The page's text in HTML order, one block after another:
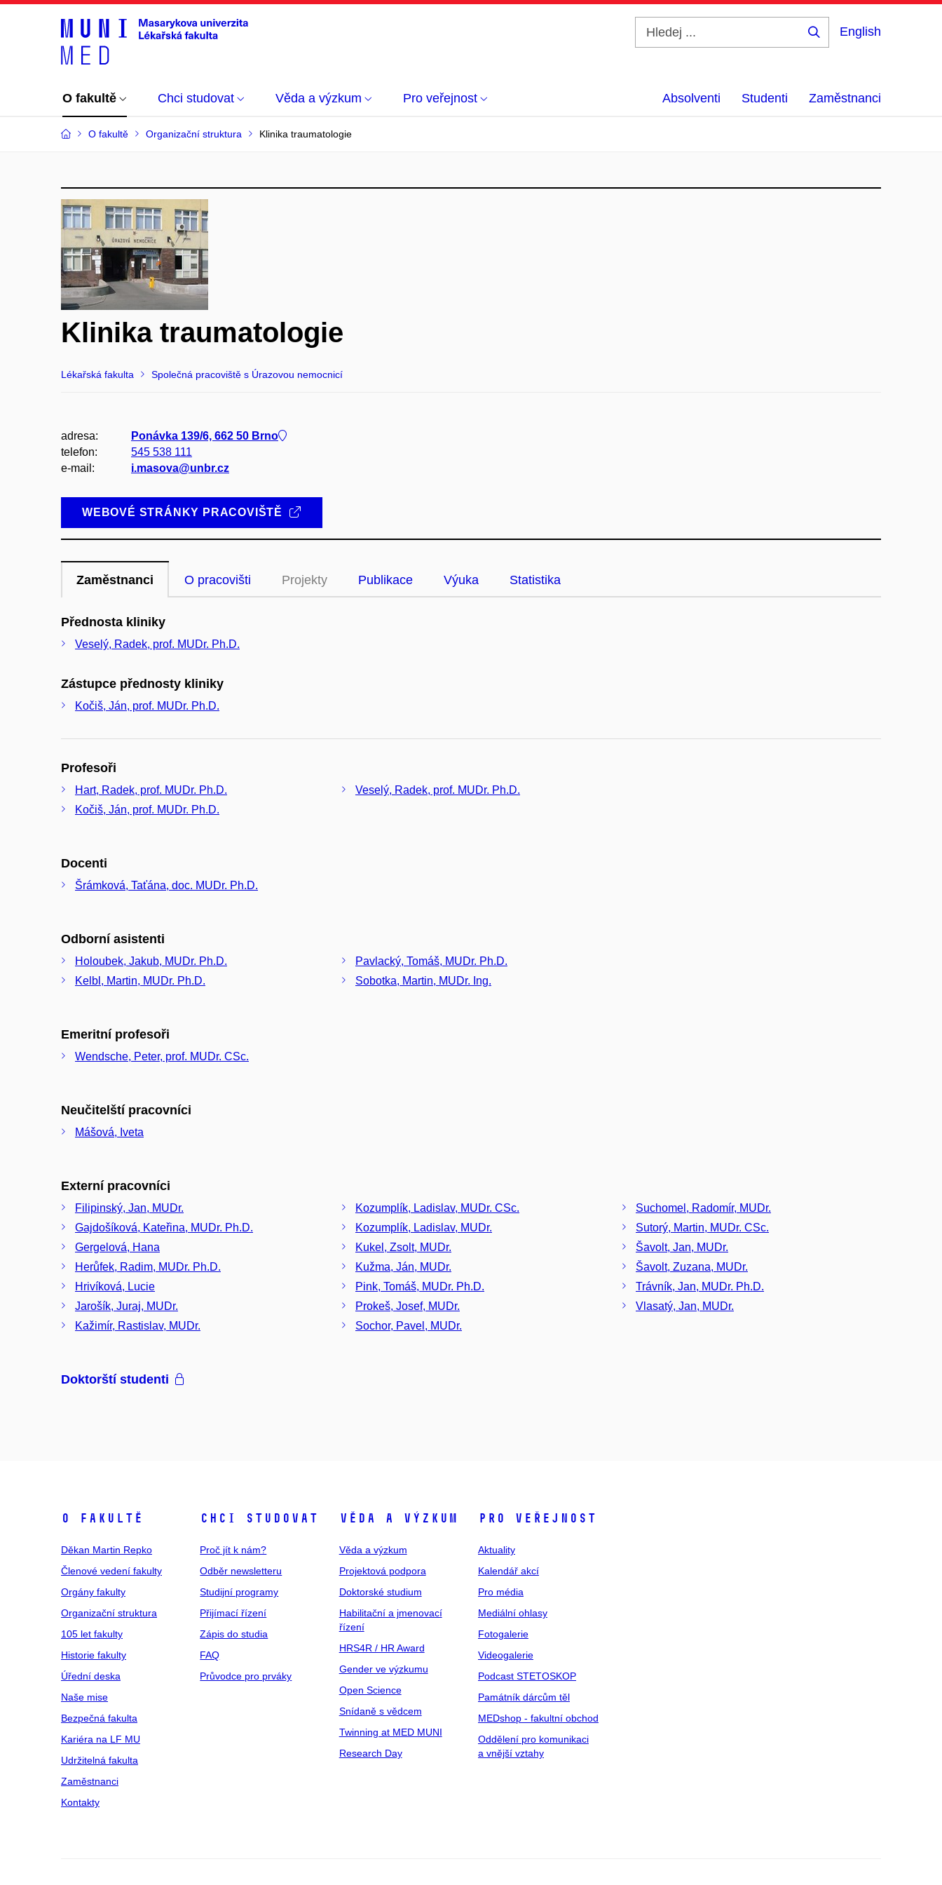
English
O fakultě Chci studovat Věda a výzkum Pro veřejnost Absolventi Studenti Zaměstnanci
O fakultě Organizační struktura Klinika traumatologie
Klinika traumatologie
Lékařská fakulta Společná pracoviště s Úrazovou nemocnicí
adresa:
Ponávka 139/6, 662 50 Brno
telefon:
545 538 111
e-mail:
i.masova@unbr.cz
WEBOVÉ STRÁNKY PRACOVIŠTĚ
Zaměstnanci O pracovišti Projekty Publikace Výuka Statistika
Přednosta kliniky
Veselý, Radek, prof. MUDr. Ph.D.
Zástupce přednosty kliniky
Kočiš, Ján, prof. MUDr. Ph.D.
Profesoři
Hart, Radek, prof. MUDr. Ph.D.
Kočiš, Ján, prof. MUDr. Ph.D.
Veselý, Radek, prof. MUDr. Ph.D.
Docenti
Šrámková, Taťána, doc. MUDr. Ph.D.
Odborní asistenti
Holoubek, Jakub, MUDr. Ph.D.
Kelbl, Martin, MUDr. Ph.D.
Pavlacký, Tomáš, MUDr. Ph.D.
Sobotka, Martin, MUDr. Ing.
Emeritní profesoři
Wendsche, Peter, prof. MUDr. CSc.
Neučitelští pracovníci
Mášová, Iveta
Externí pracovníci
Filipinský, Jan, MUDr.
Gajdošíková, Kateřina, MUDr. Ph.D.
Gergelová, Hana
Herůfek, Radim, MUDr. Ph.D.
Hrivíková, Lucie
Jarošík, Juraj, MUDr.
Kažimír, Rastislav, MUDr.
Kozumplík, Ladislav, MUDr. CSc.
Kozumplík, Ladislav, MUDr.
Kukel, Zsolt, MUDr.
Kužma, Ján, MUDr.
Pink, Tomáš, MUDr. Ph.D.
Prokeš, Josef, MUDr.
Sochor, Pavel, MUDr.
Suchomel, Radomír, MUDr.
Sutorý, Martin, MUDr. CSc.
Šavolt, Jan, MUDr.
Šavolt, Zuzana, MUDr.
Trávník, Jan, MUDr. Ph.D.
Vlasatý, Jan, MUDr.
Doktorští studenti
O fakultě
Děkan Martin Repko
Členové vedení fakulty
Orgány fakulty
Organizační struktura
105 let fakulty
Historie fakulty
Úřední deska
Naše mise
Bezpečná fakulta
Kariéra na LF MU
Udržitelná fakulta
Zaměstnanci
Kontakty
Chci studovat
Proč jít k nám?
Odběr newsletteru
Studijní programy
Přijímací řízení
Zápis do studia
FAQ
Průvodce pro prváky
Věda a výzkum
Věda a výzkum
Projektová podpora
Doktorské studium
Habilitační a jmenovací
řízení
HRS4R / HR Award
Gender ve výzkumu
Open Science
Snídaně s vědcem
Twinning at MED MUNI
Research Day
Pro veřejnost
Aktuality
Kalendář akcí
Pro média
Mediální ohlasy
Fotogalerie
Videogalerie
Podcast STETOSKOP
Památník dárcům těl
MEDshop - fakultní obchod
Oddělení pro komunikaci
a vnější vztahy